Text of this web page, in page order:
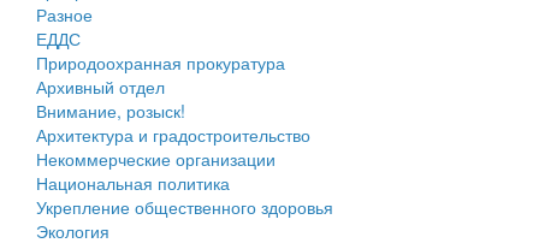
Сельские поселения
Разное
ЕДДС
Природоохранная прокуратура
Архивный отдел
Внимание, розыск!
Архитектура и градостроительство
Некоммерческие организации
Национальная политика
Укрепление общественного здоровья
Экология